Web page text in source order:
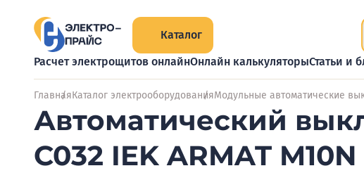
Каталог
Расчет электрощитов онлайнОнлайн калькуляторыСтатьи и
ГлавнаяКаталог электрооборудованияМодульные автоматические
Автоматический
C032 IEK ARMAT M10N